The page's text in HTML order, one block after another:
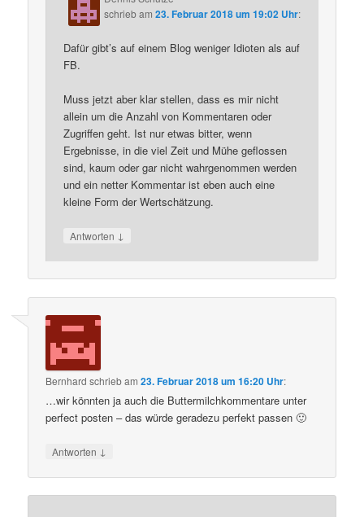
schriebam23. Februar 2018 um 19:02 Uhr:
Dafür gibt’s auf einem Blog weniger Idioten als auf
FB.
Muss jetzt aber klar stellen, dass es mir nicht
allein um die Anzahl von Kommentaren oder
Zugriffen geht. Ist nur etwas bitter, wenn
Ergebnisse, in die viel Zeit und Mühe geflossen
sind, kaum oder gar nicht wahrgenommen werden
und ein netter Kommentar ist eben auch eine
kleine Form der Wertschätzung.
Antworten ↓
Bernhard schriebam23. Februar 2018 um 16:20 Uhr:
…wir könnten ja auch die Buttermilchkommentare unter
perfect posten – das würde geradezu perfekt passen 🙂
Antworten ↓